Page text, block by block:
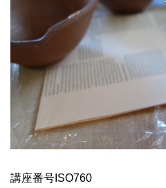
講座番号ISO760